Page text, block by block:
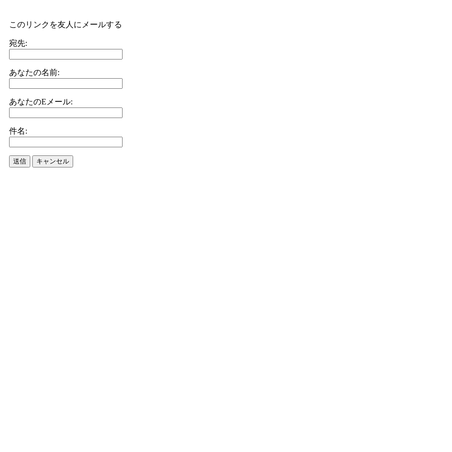
このリンクを友人にメールする
宛先:
あなたの名前:
あなたのEメール:
件名:
送信 キャンセル